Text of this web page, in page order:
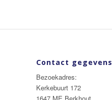
Contact gegevens
Bezoekadres:
Kerkebuurt 172